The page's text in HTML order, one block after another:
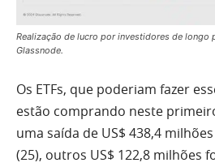
Realização de lucro por investidores de longo
Glassnode.
Os ETFs, que poderiam fazer
estão comprando neste
uma saída de US$ 438,4
(25), outros US$ 122,8 milhões